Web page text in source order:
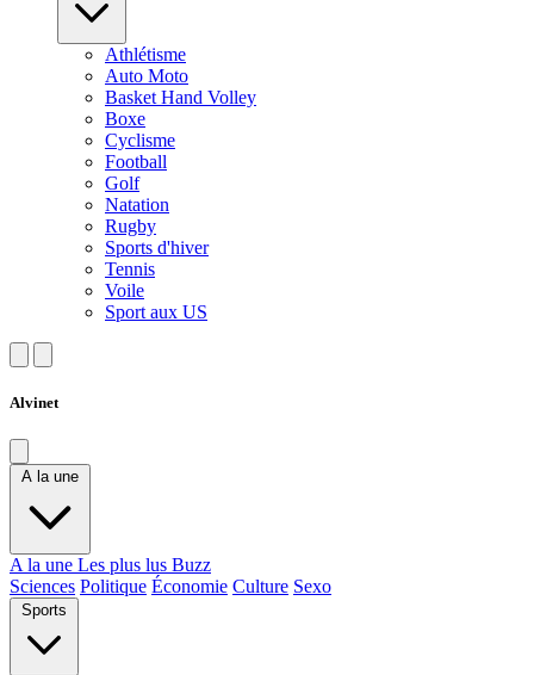
Athlétisme
Auto Moto
Basket Hand Volley
Boxe
Cyclisme
Football
Golf
Natation
Rugby
Sports d'hiver
Tennis
Voile
Sport aux US
Alvinet
A la une
A la une Les plus lus Buzz
Sciences Politique Économie Culture Sexo
Sports